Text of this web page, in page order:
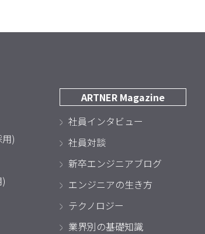
)
ARTNER Magazine
社員インタビュー
社員対談
新卒エンジニアブログ
エンジニアの生き方
テクノロジー
業界別の基礎知識